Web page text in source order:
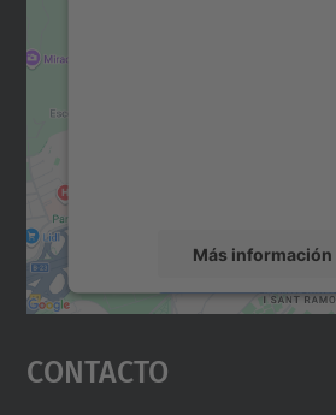
Más información
Aceptar
powered by
Contacto